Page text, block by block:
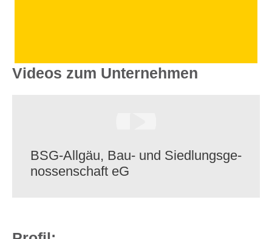
Videos zum Unternehmen
BSG-Allgäu, Bau- und Sied­lungs­ge­
nos­sen­schaft eG